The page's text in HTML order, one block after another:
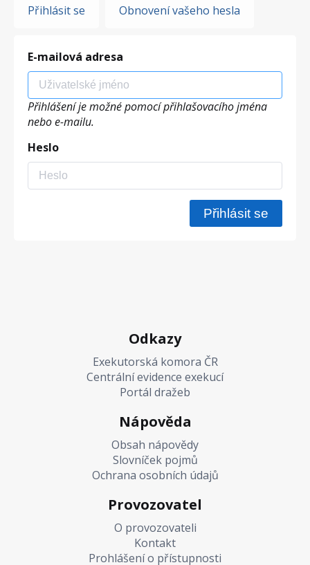
Hlavní
Přihlásit se Obnovení vašeho hesla
E-mailová adresa
Přihlášení je možné pomocí přihlašovacího jména
nebo e-mailu.
Heslo
Odkazy
Exekutorská komora ČR
Centrální evidence exekucí
Portál dražeb
Nápověda
Obsah nápovědy
Slovníček pojmů
Ochrana osobních údajů
Provozovatel
O provozovateli
Kontakt
Prohlášení o přístupnosti